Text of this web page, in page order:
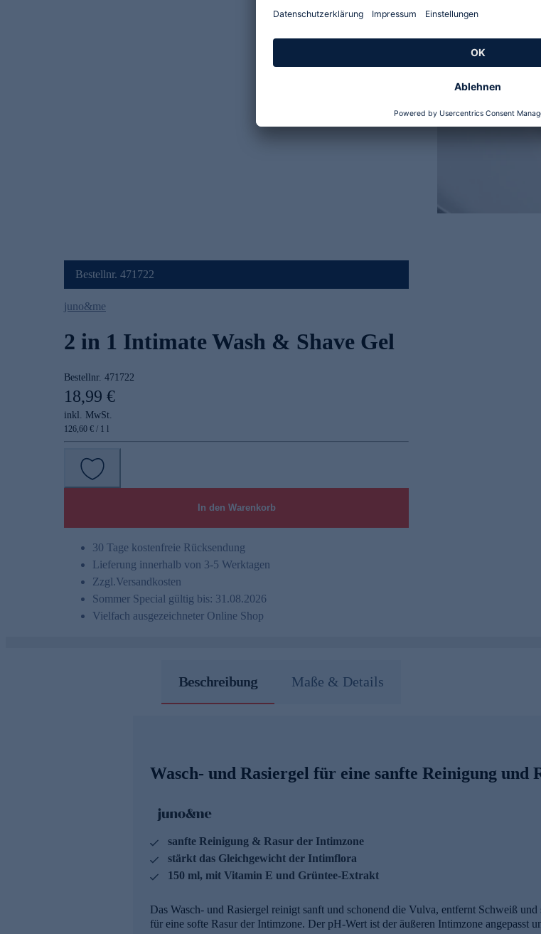
Bestellnr. 471722
juno&me
2 in 1 Intimate Wash & Shave Gel
Bestellnr. 471722
18,99 €
inkl. MwSt.
126,60 € / 1 l
In den Warenkorb
30 Tage kostenfreie Rücksendung
Lieferung innerhalb von 3-5 Werktagen
Zzgl.Versandkosten
Sommer Special gültig bis: 31.08.2026
Vielfach ausgezeichneter Online Shop
Beschreibung Maße & Details
Wasch- und Rasiergel für eine sanfte Reinigung und
sanfte Reinigung & Rasur der Intimzone
stärkt das Gleichgewicht der Intimflora
150 ml, mit Vitamin E und Grüntee-Extrakt
Das Wasch- und Rasiergel reinigt sanft und schonend die Vulva, entfernt Schweiß
für eine softe Rasur der Intimzone. Der pH-Wert ist der äußeren Intimzone